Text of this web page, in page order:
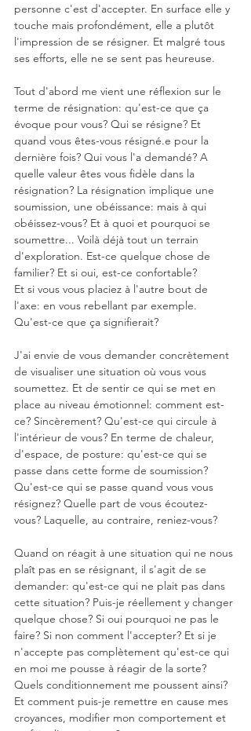
personne c'est d'accepter. En surface elle y
touche mais profondément, elle a plutôt
l'impression de se résigner. Et malgré tous
ses efforts, elle ne se sent pas heureuse.
Tout d'abord me vient une réflexion sur le
terme de résignation: qu'est-ce que ça
évoque pour vous? Qui se résigne? Et
quand vous êtes-vous résigné.e pour la
dernière fois? Qui vous l'a demandé? A
quelle valeur êtes vous fidèle dans la
résignation? La résignation implique une
soumission, une obéissance: mais à qui
obéissez-vous? Et à quoi et pourquoi se
soumettre... Voilà déjà tout un terrain
d'exploration. Est-ce quelque chose de
familier? Et si oui, est-ce confortable?
Et si vous vous placiez à l'autre bout de
l'axe: en vous rebellant par exemple.
Qu'est-ce que ça signifierait?
J'ai envie de vous demander concrètement
de visualiser une situation où vous vous
soumettez. Et de sentir ce qui se met en
place au niveau émotionnel: comment est-
ce? Sincèrement? Qu'est-ce qui circule à
l'intérieur de vous? En terme de chaleur,
d'espace, de posture: qu'est-ce qui se
passe dans cette forme de soumission?
Qu'est-ce qui se passe quand vous vous
résignez? Quelle part de vous écoutez-
vous? Laquelle, au contraire, reniez-vous?
Quand on réagit à une situation qui ne nous
plaît pas en se résignant, il s'agit de se
demander: qu'est-ce qui ne plait pas dans
cette situation? Puis-je réellement y changer
quelque chose? Si oui pourquoi ne pas le
faire? Si non comment l'accepter? Et si je
n'accepte pas complètement qu'est-ce qui
en moi me pousse à réagir de la sorte?
Quels conditionnement me poussent ainsi?
Et comment puis-je remettre en cause mes
croyances, modifier mon comportement et